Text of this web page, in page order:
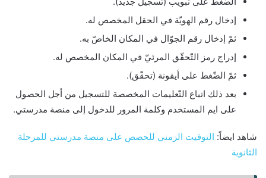
إدخال رقم الهويّة في الحقل المخصص له.
ثمّ إدخال رقم الجوّال في المكان الخاصّ به.
إدراج رمز التّحقّق المرئيّ في المكان المخصص له.
ثمّ الضّغط على أيقونة (تحقّق).
بعد ذلك اتباع التّعليمات المخصصة للتسجيل من أجل الحصول
على ايم المستخدم وكلمة المرور للدخول إلى منصة مدرستي.
شاهد ايضاً: التوقيت الزمني للحصص على منصة مدرستي للمرحلة
الثانوية